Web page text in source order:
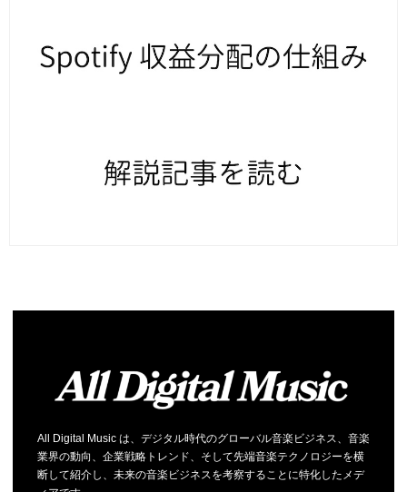
All Digital Music は、デジタル時代のグローバル音楽ビジネス、音楽
業界の動向、企業戦略トレンド、そして先端音楽テクノロジーを横
断して紹介し、未来の音楽ビジネスを考察することに特化したメデ